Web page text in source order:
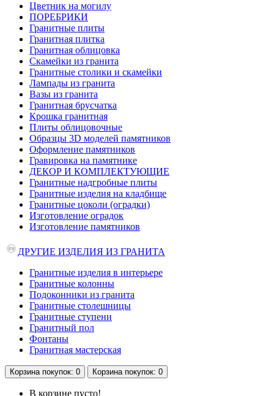
Цветник на могилу
ПОРЕБРИКИ
Гранитные плиты
Гранитная плитка
Гранитная облицовка
Скамейки из гранита
Гранитные столики и скамейки
Лампады из гранита
Вазы из гранита
Гранитная брусчатка
Крошка гранитная
Плиты облицовочные
Образцы 3D моделей памятников
Оформление памятников
Гравировка на памятнике
ДЕКОР И КОМПЛЕКТУЮЩИЕ
Гранитные надгробные плиты
Гранитные изделия на кладбище
Гранитные цоколи (оградки)
Изготовление оградок
Изготовление памятников
ДРУГИЕ ИЗДЕЛИЯ ИЗ ГРАНИТА
Гранитные изделия в интерьере
Гранитные колонны
Подоконники из гранита
Гранитные столешницы
Гранитные ступени
Гранитный пол
Фонтаны
Гранитная мастерская
Корзинапокупок: 0 Корзинапокупок: 0
В корзине пусто!